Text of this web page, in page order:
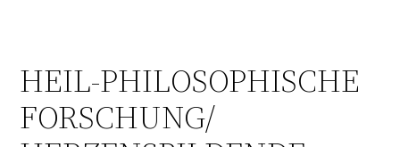
HEIL-PHILOSOPHISCHE
FORSCHUNG/